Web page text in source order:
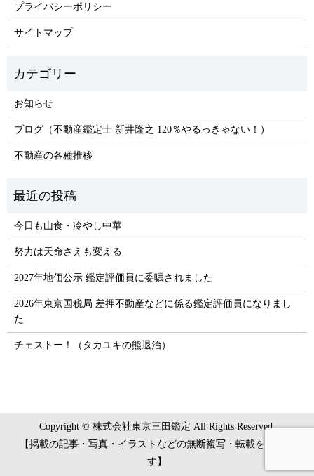
プライバシーポリシー
サイトマップ
お知らせ
ブログ（不動産鑑定士 新井隆之 120％やるっきゃない！）
不動産の各種推移
今日も山食・冷やし中華
努力は天命さえも変える
2027年地価公示 鑑定評価員に委嘱されました
2026年東京国税局 差押不動産などに係る鑑定評価員になりまし
た
チェストー！（タカユキの熊退治）
Copyright © 株式会社東京三田鑑定 All Rights Reserved.
【掲載の記事・写真・イラストなどの無断複写・転載を禁じま
す】